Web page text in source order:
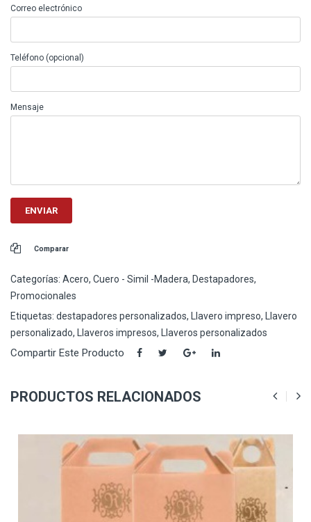
Correo electrónico
Teléfono (opcional)
Mensaje
Comparar
Categorías: Acero, Cuero - Simil -Madera, Destapadores,
Promocionales
Etiquetas: destapadores personalizados, Llavero impreso,
Llavero
personalizado, Llaveros impresos, Llaveros personalizados
Compartir Este Producto
PRODUCTOS RELACIONADOS